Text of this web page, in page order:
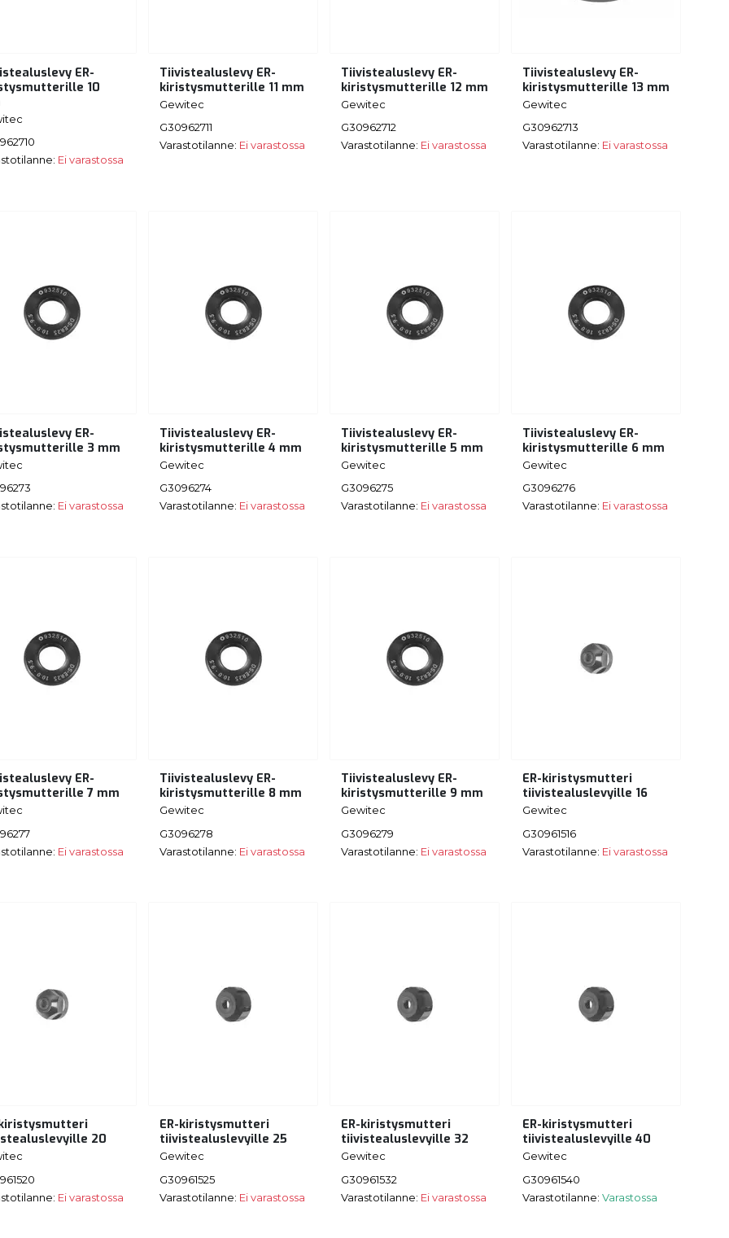
ER-
10
Ei varastossa
Tiivistealuslevy ER-
kiristysmutterille 11 mm
Gewitec
G30962711
Varastotilanne: Ei varastossa
Tiivistealuslevy ER-
kiristysmutterille 12 mm
Gewitec
G30962712
Varastotilanne: Ei varastossa
Tiivistealuslevy ER-
kiristysmutterille 13 mm
Gewitec
G30962713
Varastotilanne: Ei varastossa
ER-
3 mm
Ei varastossa
Tiivistealuslevy ER-
kiristysmutterille 4 mm
Gewitec
G3096274
Varastotilanne: Ei varastossa
Tiivistealuslevy ER-
kiristysmutterille 5 mm
Gewitec
G3096275
Varastotilanne: Ei varastossa
Tiivistealuslevy ER-
kiristysmutterille 6 mm
Gewitec
G3096276
Varastotilanne: Ei varastossa
ER-
7 mm
Ei varastossa
Tiivistealuslevy ER-
kiristysmutterille 8 mm
Gewitec
G3096278
Varastotilanne: Ei varastossa
Tiivistealuslevy ER-
kiristysmutterille 9 mm
Gewitec
G3096279
Varastotilanne: Ei varastossa
ER-kiristysmutteri
tiivistealuslevyille 16
Gewitec
G30961516
Varastotilanne: Ei varastossa
20
Ei varastossa
ER-kiristysmutteri
tiivistealuslevyille 25
Gewitec
G30961525
Varastotilanne: Ei varastossa
ER-kiristysmutteri
tiivistealuslevyille 32
Gewitec
G30961532
Varastotilanne: Ei varastossa
ER-kiristysmutteri
tiivistealuslevyille 40
Gewitec
G30961540
Varastotilanne: Varastossa